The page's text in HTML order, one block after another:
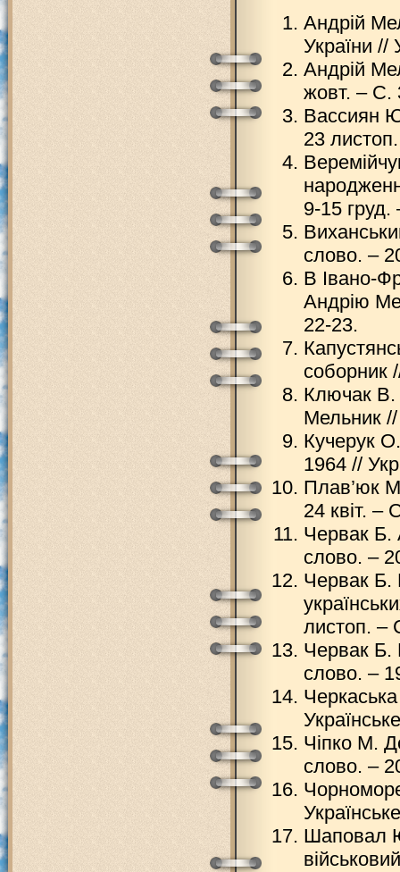
Андрій
України //
Андрій
жовт. – С.
Вассиян
23
9-15
слово. –
В Івано-
Андрію
22-23.
соборник
Ключак В.
Мельник
Кучерук
1964 //
Плав’юк
24 квіт. –
Червак Б.
слово. –
Червак Б.
листоп. –
Червак Б.
слово. –
Чіпко М.
слово. –
Шаповал